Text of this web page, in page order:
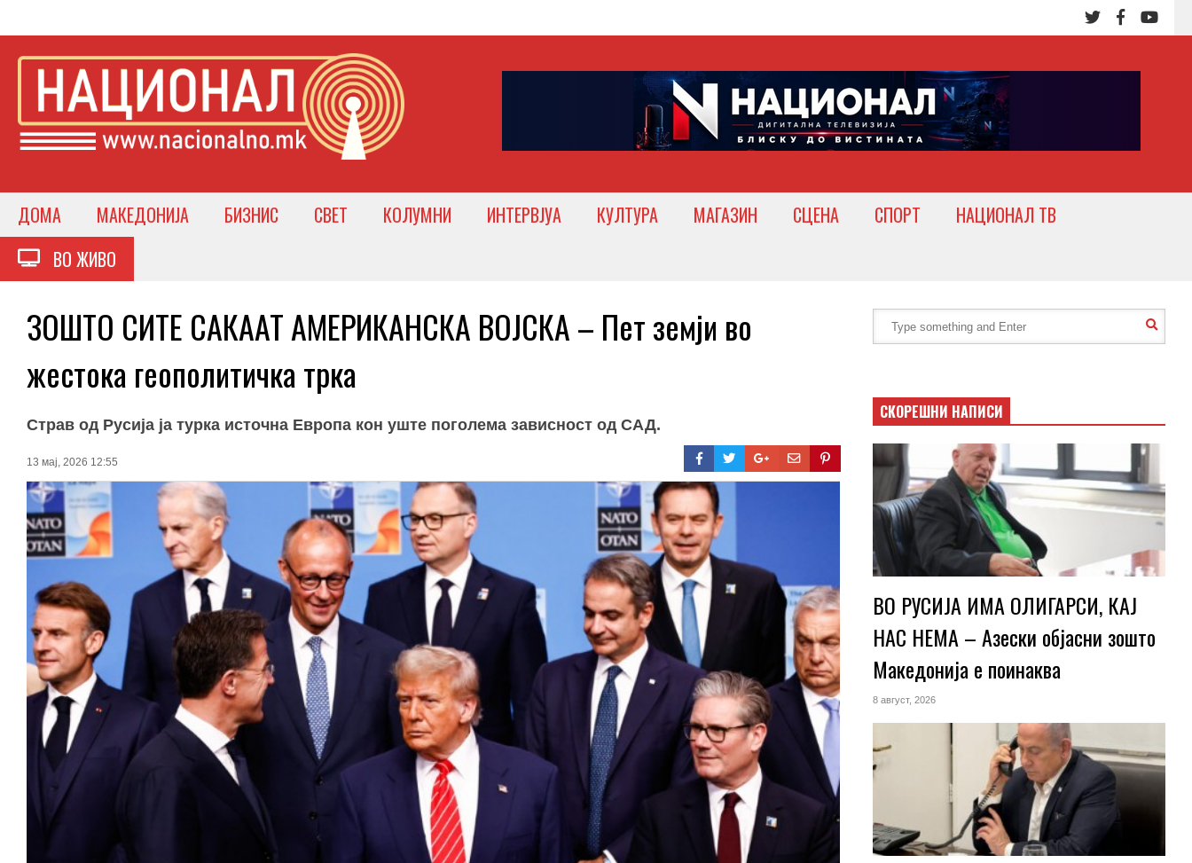
ДОМА МАКЕДОНИЈА БИЗНИС СВЕТ КОЛУМНИ ИНТЕРВЈУА КУЛТУРА МАГАЗИН СЦЕНА СПОРТ
НАЦИОНАЛ ТВ
ВО ЖИВО
ЗОШТО СИТЕ САКААТ АМЕРИКАНСКА ВОЈСКА – Пет земји во
жестока геополитичка трка
Страв од Русија ја турка источна Европа кон уште поголема зависност од САД.
13 мај, 2026 12:55
СКОРЕШНИ НАПИСИ
ВО РУСИЈА ИМА ОЛИГАРСИ, КАЈ
НАС НЕМА – Азески објасни зошто
Македонија е поинаква
8 август, 2026